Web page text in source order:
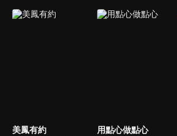
美鳳有約 用點心做點心